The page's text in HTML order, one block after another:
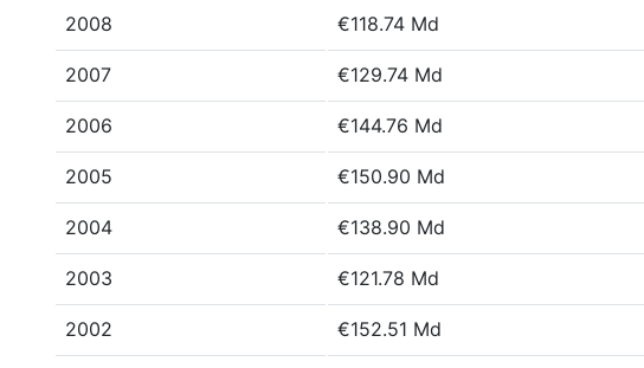
2008 €118.74 Md
2007 €129.74 Md
2006 €144.76 Md
2005 €150.90 Md
2004 €138.90 Md
2003 €121.78 Md
2002 €152.51 Md